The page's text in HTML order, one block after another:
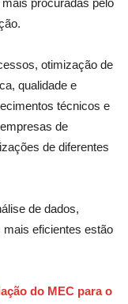
procuradas pelo
otimização de
qualidade e
técnicos e
de
de diferentes
de dados,
eficientes estão
do MEC para o